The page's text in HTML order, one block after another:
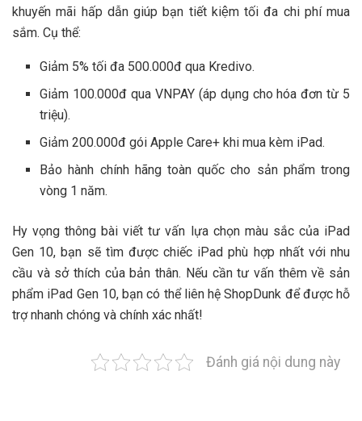
khuyến mãi hấp dẫn giúp bạn tiết kiệm tối đa chi phí mua
sắm. Cụ thể:
Giảm 5% tối đa 500.000đ qua Kredivo.
Giảm 100.000đ qua VNPAY (áp dụng cho hóa đơn từ 5
triệu).
Giảm 200.000đ gói Apple Care+ khi mua kèm iPad.
Bảo hành chính hãng toàn quốc cho sản phẩm trong
vòng 1 năm.
Hy vọng thông bài viết tư vấn lựa chọn màu sắc của iPad
Gen 10, bạn sẽ tìm được chiếc iPad phù hợp nhất với nhu
cầu và sở thích của bản thân. Nếu cần tư vấn thêm về sản
phẩm iPad Gen 10, bạn có thể liên hệ ShopDunk để được hỗ
trợ nhanh chóng và chính xác nhất!
Đánh giá nội dung này